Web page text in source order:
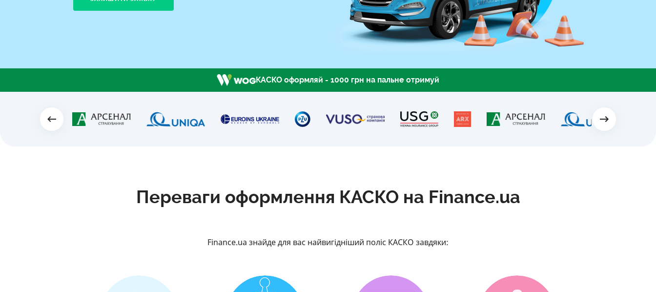
КАСКО оформляй - 1000 грн на пальне отримуй
Переваги оформлення КАСКО на Finance.ua
Finance.ua знайде для вас найвигідніший поліс КАСКО завдяки: